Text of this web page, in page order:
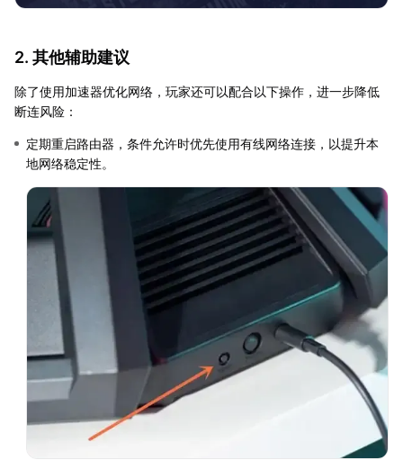
2. 其他辅助建议
除了使用加速器优化网络，玩家还可以配合以下操作，进一步降低
断连风险：
定期重启路由器，条件允许时优先使用有线网络连接，以提升本
地网络稳定性。